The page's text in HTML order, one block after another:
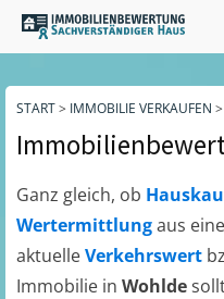
START> IMMOBILIE VERKAUFEN >
Ganz gleich, ob
Wertermittlungaus
aktuelleVerkehrswert
Immobilie in Wohlde